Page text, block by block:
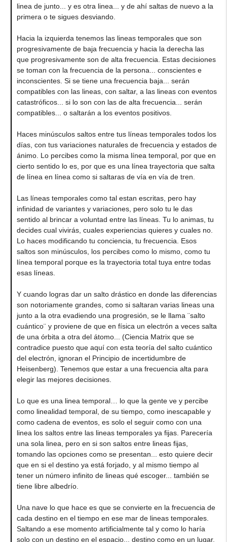
linea de junto... y es otra linea... y de ahí saltas de nuevo a la
primera o te sigues desviando.
Hacia la izquierda tenemos las lineas temporales que son
progresivamente de baja frecuencia y hacia la derecha las
que progresivamente son de alta frecuencia. Estas decisiones
se toman con la frecuencia de la persona... conscientes e
inconscientes. Si se tiene una frecuencia baja... serán
compatibles con las lineas, con saltar, a las lineas con eventos
catastróficos... si lo son con las de alta frecuencia... serán
compatibles... o saltarán a los eventos positivos.
Haces minúsculos saltos entre tus líneas temporales todos los
días, con tus variaciones naturales de frecuencia y estados de
ánimo. Lo percibes como la misma línea temporal, por que en
cierto sentido lo es, por que es una línea trayectoria que salta
de línea en línea como si saltaras de vía en vía de tren.
Las líneas temporales como tal estan escritas, pero hay
infinidad de variantes y variaciones, pero solo tu le das
sentido al brincar a voluntad entre las líneas. Tu lo animas, tu
decides cual vivirás, cuales experiencias quieres y cuales no.
Lo haces modificando tu conciencia, tu frecuencia. Esos
saltos son minúsculos, los percibes como lo mismo, como tu
línea temporal porque es la trayectoria total tuya entre todas
esas líneas.
Y cuando logras dar un salto drástico en donde las diferencias
son notoriamente grandes, como si saltaran varias lineas una
junto a la otra evadiendo una progresión, se le llama ¨salto
cuántico¨ y proviene de que en física un electrón a veces salta
de una órbita a otra del átomo... (Ciencia Matrix que se
contradice puesto que aquí con esta teoría del salto cuántico
del electrón, ignoran el Principio de incertidumbre de
Heisenberg). Tenemos que estar a una frecuencia alta para
elegir las mejores decisiones.
Lo que es una linea temporal… lo que la gente ve y percibe
como linealidad temporal, de su tiempo, como inescapable y
como cadena de eventos, es solo el seguir como con una
linea los saltos entre las lineas temporales ya fijas. Parecería
una sola linea, pero en si son saltos entre lineas fijas,
tomando las opciones como se presentan... esto quiere decir
que en si el destino ya está forjado, y al mismo tiempo al
tener un número infinito de lineas qué escoger... también se
tiene libre albedrío.
Una nave lo que hace es que se convierte en la frecuencia de
cada destino en el tiempo en ese mar de lineas temporales.
Saltando a ese momento artificialmente tal y como lo haría
solo con un destino en el espacio... destino como en un lugar.